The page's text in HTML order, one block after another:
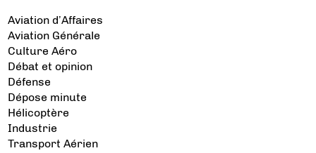
Aviation d’Affaires
Aviation Générale
Culture Aéro
Débat et opinion
Défense
Dépose minute
Hélicoptère
Industrie
Transport Aérien